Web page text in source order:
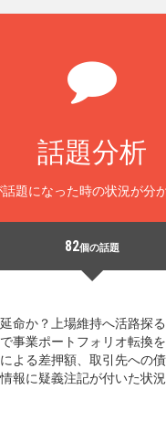
話題分析
題になった時の状況が分
82個の話題
命か？上場維持へ活路探
事業ポートフォリオ転換
よる差押額、取引先への
報に疑義注記が付いた状